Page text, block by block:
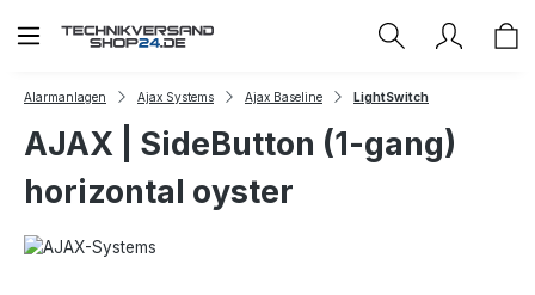
Zum Hauptinhalt springen
Alarmanlagen Ajax Systems Ajax Baseline LightSwitch
AJAX | SideButton (1-gang)
horizontal oyster